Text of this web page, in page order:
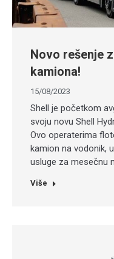
Novo rešenje
kamiona!
15/08/2023
Shell je početkom
svoju novu Shell
Ovo operaterima
kamion na vodonik,
usluge za mesečnu
Više